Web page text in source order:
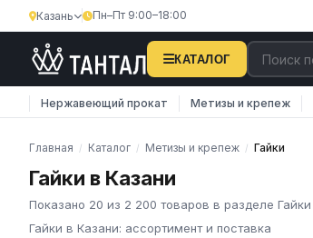
Казань Пн–Пт 9:00–18:00
КАТАЛОГ
Нержавеющий прокат Метизы и крепеж
Главная / Каталог / Метизы и крепеж / Гайки
Гайки в Казани
Показано 20 из 2 200 товаров в разделе Гайки
Гайки в Казани: ассортимент и поставка